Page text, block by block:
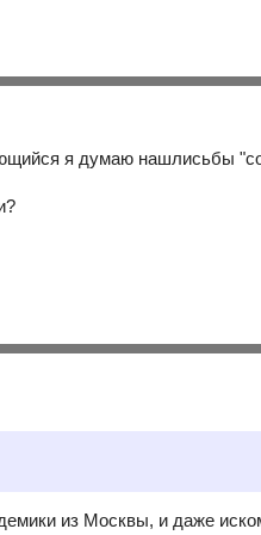
я думаю нашлисьбы
из Москвы, и даже